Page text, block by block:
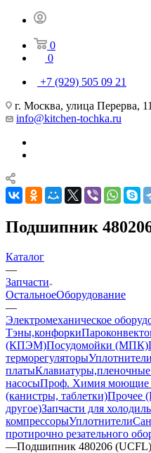
0
0
+7 (929) 505 09 21
г. Москва, улица Перерва,
info@kitchen-tochka.ru
Подшипник
Каталог
—
Запчасти
ОстальноеОборудование
—
Электромеханическое
Тэны,конфорки
(КПЭМ)Посудомойки (МПК)
терморегуляторы
платы
насосыПроф. Химия моющие
(канистры, таблетки)
другое)Запчасти для
компрессорыУплотнители
протирочно резательного
—Подшипник 480206